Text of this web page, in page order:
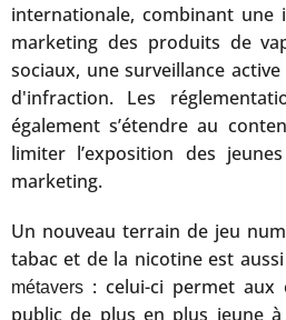
internationale, combinant une
marketing des produits de
sociaux, une surveillance
d'infraction. Les
également s’étendre au
limiter l’exposition des
marketing.
Un nouveau terrain de jeu
tabac et de la nicotine est aussi
métavers : celui-ci permet aux
public de plus en plus jeune